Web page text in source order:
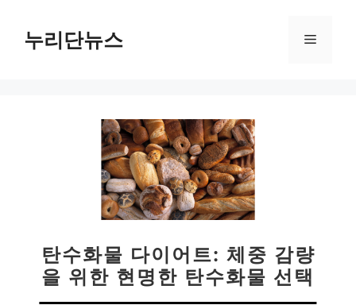
누리단뉴스 메
탄수화물 다이어트: 체중 감량
을 위한 현명한 탄수화물 선택